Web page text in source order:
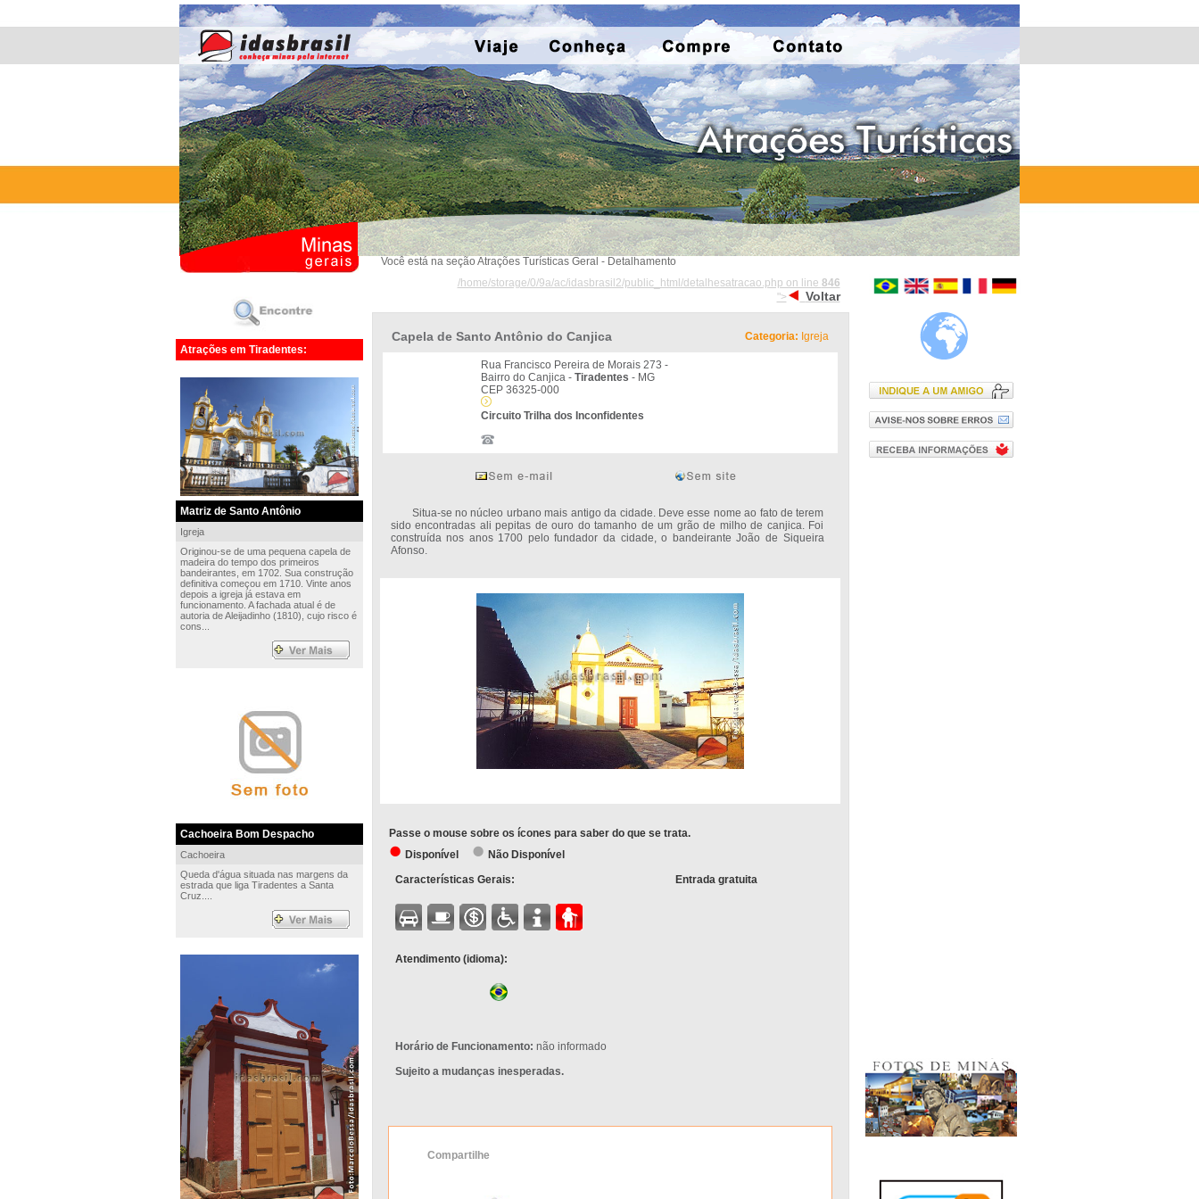
Atrações em Tiradentes:
Matriz de Santo Antônio
Igreja
Originou-se de uma pequena capela de
madeira do tempo dos primeiros
bandeirantes, em 1702. Sua construção
definitiva começou em 1710. Vinte anos
depois a igreja já estava em
funcionamento. A fachada atual é de
autoria de Aleijadinho (1810), cujo risco é
cons...
Cachoeira Bom Despacho
Cachoeira
Queda d'água situada nas margens da
estrada que liga Tiradentes a Santa
Cruz....
Você está na seção Atrações Turísticas Geral - Detalhamento
/home/storage/0/9a/ac/idasbrasil2/public_html/detalhesatracao.php on line 846
">
Voltar
Capela de Santo Antônio do Canjica Categoria: Igreja
Rua Francisco Pereira de Morais 273 -
Bairro do Canjica - Tiradentes - MG
CEP 36325-000
Circuito Trilha dos Inconfidentes
Situa-se no núcleo urbano mais antigo da cidade. Deve esse nome ao fato de terem
sido encontradas ali pepitas de ouro do tamanho de um grão de milho de canjica. Foi
construída nos anos 1700 pelo fundador da cidade, o bandeirante João de Siqueira
Afonso.
Passe o mouse sobre os ícones para saber do que se trata.
Disponível
Não Disponível
Características Gerais:
Atendimento (idioma):
Entrada gratuita
Horário de Funcionamento: não informado
Sujeito a mudanças inesperadas.
Compartilhe